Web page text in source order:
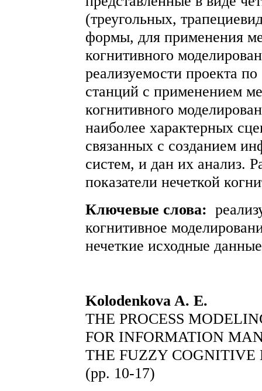
(треугольных,
формы, для применения
когнитивного
реализуемости проекта
станций с применением
когнитивного
наиболее характерных
связанных с созданием
систем, и дан их анализ.
показатели нечеткой
Ключевые слова:
когнитивное
нечеткие исходные
Kolodenkova A. E.
THE PROCESS
FOR INFORMATION
THE FUZZY COGNITIVE
(pp. 10-17)